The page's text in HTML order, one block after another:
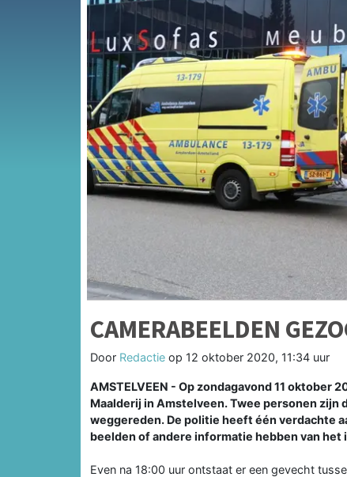
CAMERABEELDEN
Door Redactie op 12 oktober 2020, 11:34 uur
AMSTELVEEN - Op zondagavond 11
Maalderij in Amstelveen. Twee personen zijn
weggereden. De politie heeft één verdachte
beelden of andere informatie hebben van het
Even na 18:00 uur ontstaat er een gevecht